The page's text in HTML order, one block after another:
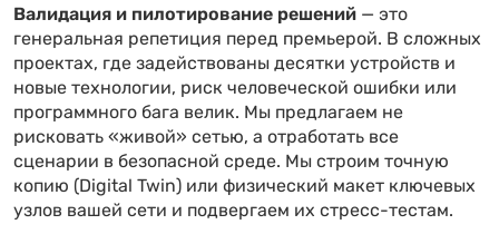
Валидация и пилотирование решений — это
генеральная репетиция перед премьерой. В сложных
проектах, где задействованы десятки устройств и
новые технологии, риск человеческой ошибки или
программного бага велик. Мы предлагаем не
рисковать «живой» сетью, а отработать все
сценарии в безопасной среде. Мы строим точную
копию (Digital Twin) или физический макет ключевых
узлов вашей сети и подвергаем их стресс-тестам.